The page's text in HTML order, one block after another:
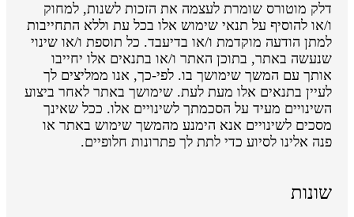
דלק מוטורס שומרת לעצמה את הזכות לשנות, למחוק
ו/או להוסיף על תנאי שימוש אלו בכל עת וללא התחייבות
למתן הודעה מוקדמת ו/או בדיעבד. כל תוספת ו/או שינוי
שנעשה באתר, בתוכן האתר ו/או בתנאים אלו יחייבו
אותך עם המשך שימושך בו. לפי-כך, אנו ממליצים לך
לעיין בתנאים אלו מעת לעת. שימושך באתר לאחר ביצוע
השינויים מעיד על הסכמתך לשינויים אלו. ככל שאינך
מסכים לשינויים אנא הימנע מהמשך שימוש באתר או
פנה אלינו לסיוע כדי לתת לך פתרונות חלופיים.
שונות